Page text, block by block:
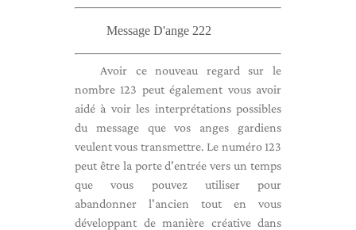
Message D'ange 222
Avoir ce nouveau regard sur le
nombre 123 peut également vous avoir
aidé à voir les interprétations possibles
du message que vos anges gardiens
veulent vous transmettre. Le numéro 123
peut être la porte d'entrée vers un temps
que vous pouvez utiliser pour
abandonner l'ancien tout en vous
développant de manière créative dans